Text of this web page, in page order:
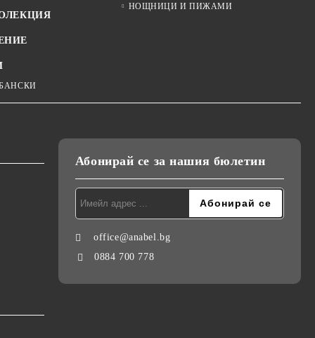
НОЩНИЦИ И ПИЖАМИ
Абонирай се за нашия бюлетин
office@anabel.bg
0884 700 778